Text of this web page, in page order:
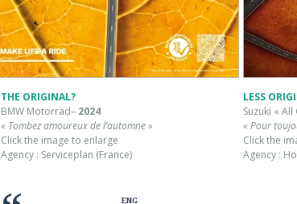
THE ORIGINAL?
BMW Motorrad– 2024
« Tombez amoureux de l’automne »
Click the image to enlarge
Agency : Serviceplan (France)
LESS
Suzuki « All
« Pour
Click the
Agency :
ENG